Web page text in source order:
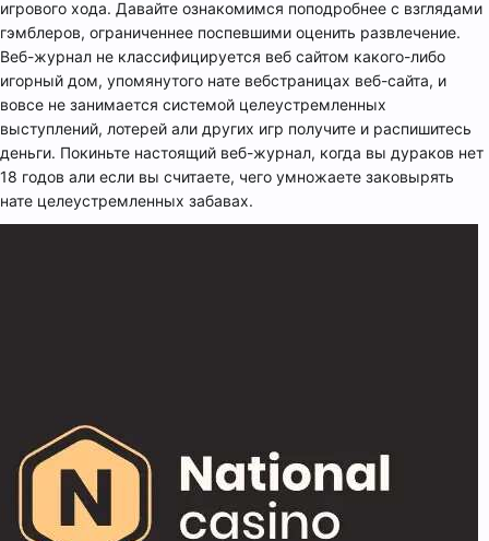
игрового хода. Давайте ознакомимся поподробнее с взглядами
гэмблеров, ограниченнее поспевшими оценить развлечение.
Веб-журнал не классифицируется веб сайтом какого-либо
игорный дом, упомянутого нате вебстраницах веб-сайта, и
вовсе не занимается системой целеустремленных
выступлений, лотерей али других игр получите и распишитесь
деньги. Покиньте настоящий веб-журнал, когда вы дураков нет
18 годов али если вы считаете, чего умножаете заковырять
нате целеустремленных забавах.